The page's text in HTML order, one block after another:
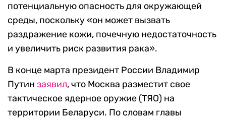
потенциальную опасность для окружающей
среды, поскольку «он может вызвать
раздражение кожи, почечную недостаточность
и увеличить риск развития рака».
В конце марта президент России Владимир
Путин заявил, что Москва разместит свое
тактическое ядерное оружие (ТЯО) на
территории Беларуси. По словам главы